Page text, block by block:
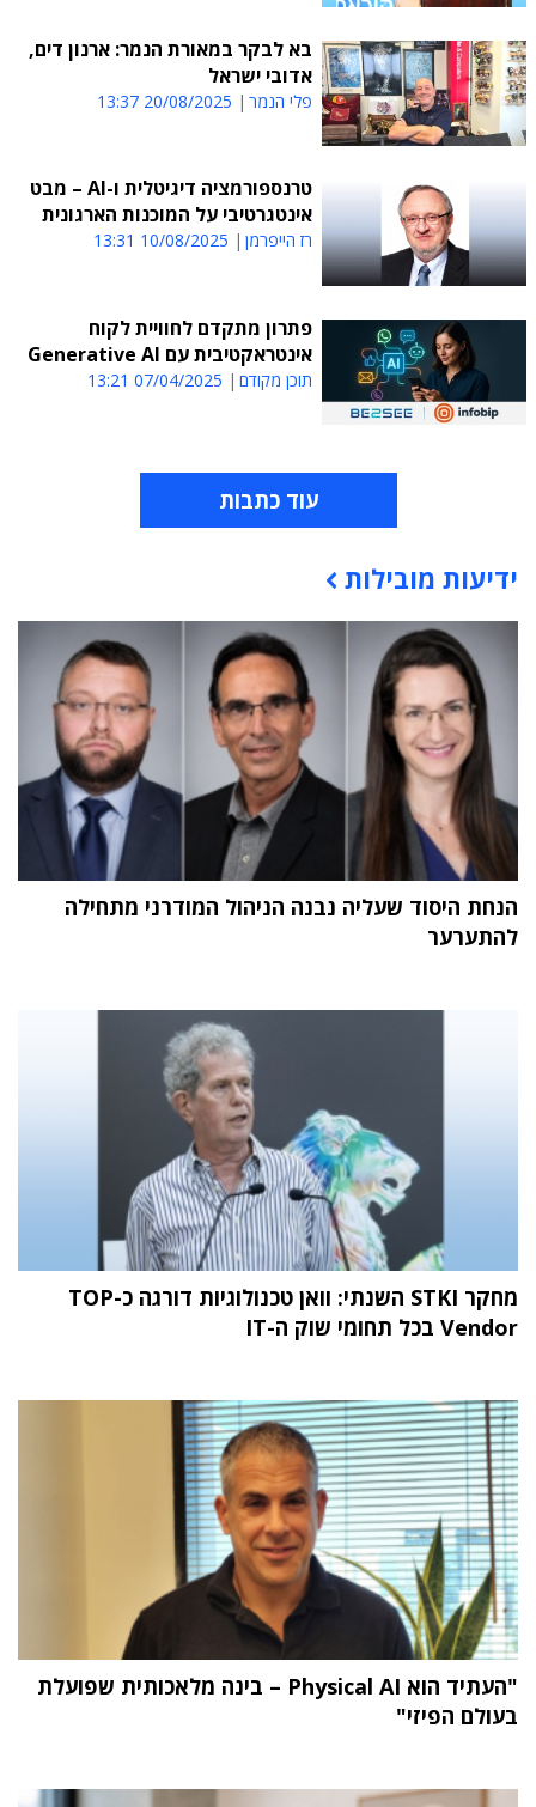
בא לבקר במאורת הנמר: ארנון דים,
אדובי ישראל
פלי הנמר 20/08/2025 13:37
טרנספורמציה דיגיטלית ו-AI – מבט
אינטגרטיבי על המוכנות הארגונית
רז הייפרמן 10/08/2025 13:31
פתרון מתקדם לחוויית לקוח
אינטראקטיבית עם Generative AI
תוכן מקודם 07/04/2025 13:21
עוד כתבות
תוכן פרסומי
ידיעות מובילות
הנחת היסוד שעליה נבנה הניהול המודרני מתחילה
להתערער
מחקר STKI השנתי: וואן טכנולוגיות דורגה כ-TOP
Vendor בכל תחומי שוק ה-IT
"העתיד הוא Physical AI – בינה מלאכותית שפועלת
בעולם הפיזי"